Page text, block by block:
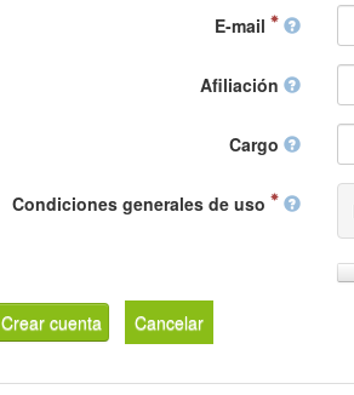
E-mail
Afiliación
Cargo
Condiciones generales de uso
Crear cuenta Cancelar